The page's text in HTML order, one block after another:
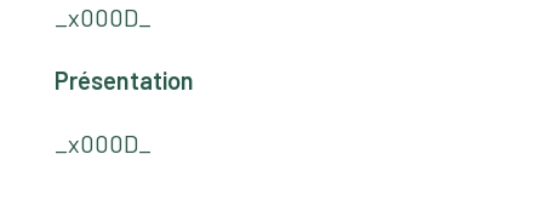
_x000D_
Présentation
_x000D_